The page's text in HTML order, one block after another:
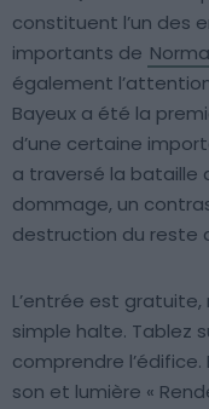
constituent l’un des
importants de
également
Bayeux a été la
d’une certaine
a traversé la bataille
dommage, un
destruction du reste
L’entrée est
simple halte. Tablez
comprendre
son et lumière «